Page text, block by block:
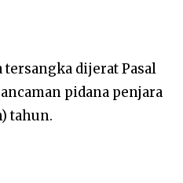
tersangka dijerat Pasal
pidana penjara
tahun.